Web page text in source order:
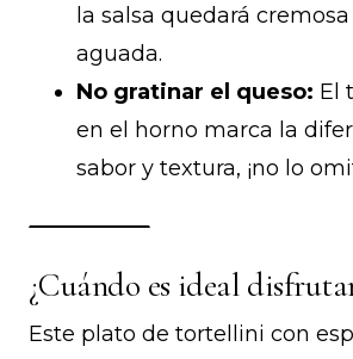
la salsa quedará
aguada.
No gratinar el queso: El
en el horno marca la
sabor y textura, ¡no lo
¿Cuándo es ideal
Este plato de tortellini con